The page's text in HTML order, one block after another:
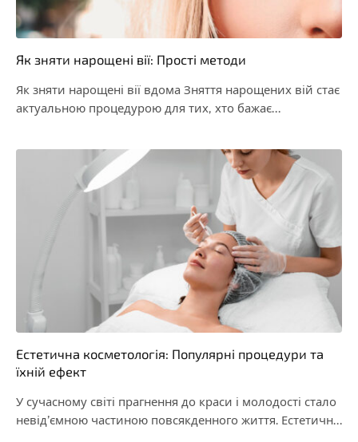
Як зняти нарощені вії: Прості методи
Як зняти нарощені вії вдома Зняття нарощених вій стає
актуальною процедурою для тих, хто бажає…
Естетична косметологія: Популярні процедури та
їхній ефект
У сучасному світі прагнення до краси і молодості стало
невід’ємною частиною повсякденного життя. Естетична